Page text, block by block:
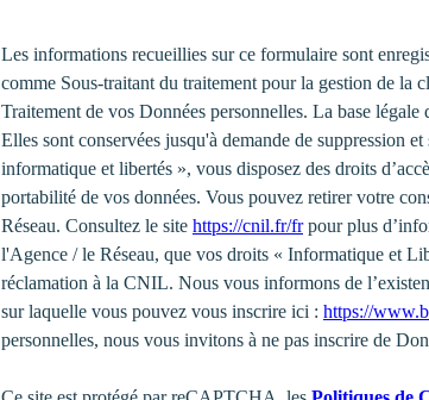
Les informations recueillies sur ce formulaire sont
comme Sous-traitant du traitement pour la gestion de la
Traitement de vos Données personnelles. La base
Elles sont conservées jusqu'à demande de suppression
informatique et libertés », vous disposez des droits
portabilité de vos données. Vous pouvez retirer votre
Réseau. Consultez le site https://cnil.fr/frpour plus
l'Agence / le Réseau, que vos droits « Informatique et
réclamation à la CNIL. Nous vous informons de
sur laquelle vous pouvez vous inscrire ici : https://
personnelles, nous vous invitons à ne pas inscrire de